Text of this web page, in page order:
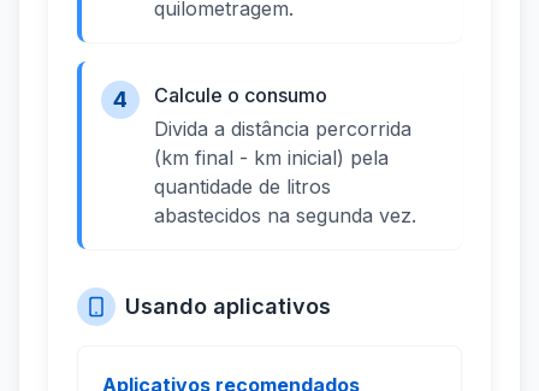
quilometragem.
4
Calcule o consumo
Divida a distância percorrida
(km final - km inicial) pela
quantidade de litros
abastecidos na segunda vez.
Usando aplicativos
Aplicativos recomendados